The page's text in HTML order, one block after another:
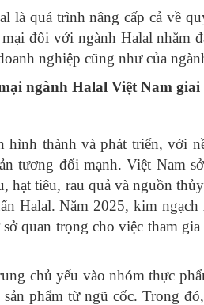
là quá trình nâng cấp cả về
đối với ngành Halal nhằm
nghiệp cũng như của
ngành Halal Việt Nam giai
thành và phát triển, với
tương đối mạnh. Việt Nam
hạt tiêu, rau quả và nguồn
Halal. Năm 2025, kim
quan trọng cho việc tham
chủ yếu vào nhóm thực
phẩm từ ngũ cốc. Trong